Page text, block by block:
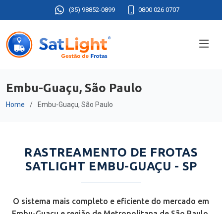
(35) 98852-0899 0800 026 0707
Embu-Guaçu, São Paulo
Home Embu-Guaçu, São Paulo
RASTREAMENTO DE FROTAS
SATLIGHT EMBU-GUAÇU - SP
O sistema mais completo e eficiente do mercado em